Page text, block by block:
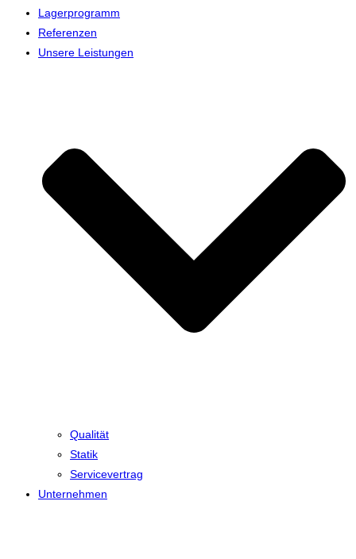
Lagerprogramm
Referenzen
Unsere Leistungen
Qualität
Statik
Servicevertrag
Unternehmen